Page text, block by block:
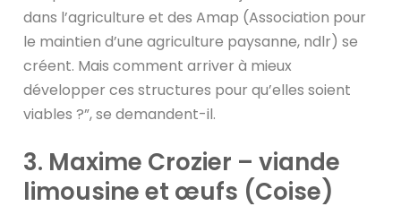
dans l’agriculture et des Amap (Association pour
le maintien d’une agriculture paysanne, ndlr) se
créent. Mais comment arriver à mieux
développer ces structures pour qu’elles soient
viables ?”, se demandent-il.
3. Maxime Crozier – viande
limousine et œufs (Coise)